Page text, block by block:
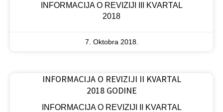
INFORMACIJA O REVIZIJI III KVARTAL
2018
7. Oktobra 2018.
INFORMACIJA O REVIZIJI II KVARTAL
2018 GODINE
INFORMACIJA O REVIZIJI II KVARTAL